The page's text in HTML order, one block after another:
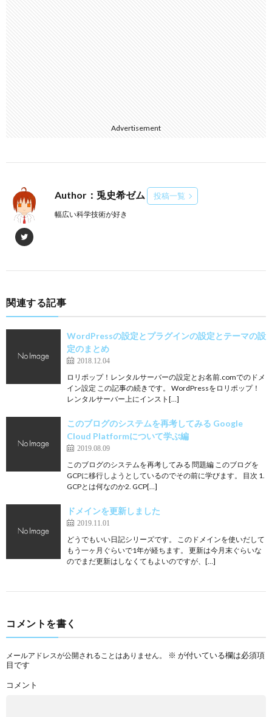
Advertisement
Author：兎史希ゼム 投稿一覧
幅広い科学技術が好き
関連する記事
WordPressの設定とプラグインの設定とテーマの設
定のまとめ
2018.12.04
ロリポップ！レンタルサーバーの設定とお名前.comでのドメ
イン設定 この記事の続きです。 WordPressをロリポップ！
レンタルサーバー上にインスト[…]
このブログのシステムを再考してみる Google
Cloud Platformについて学ぶ編
2019.08.09
このブログのシステムを再考してみる 問題編 このブログを
GCPに移行しようとしているのでその前に学びます。 目次 1.
GCPとは何なのか2. GCP[…]
ドメインを更新しました
2019.11.01
どうでもいい日記シリーズです。 このドメインを使いだして
もう一ヶ月ぐらいで1年が経ちます。 更新は今月末ぐらいな
のでまだ更新はしなくてもよいのですが、[…]
コメントを書く
メールアドレスが公開されることはありません。 ※ が付いている欄は必須項
目です
コメント